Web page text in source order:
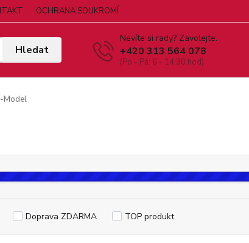
OCHRANA SOUKROMÍ
Hledat
Nevíte si rady? Zavolejte.
+420 313 564 078
(Po - Pá: 6 - 14:30 hod)
Model
Doprava ZDARMA TOP produkt